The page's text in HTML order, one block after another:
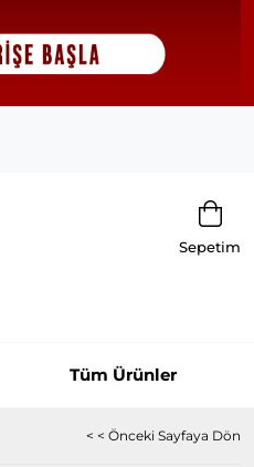
Sepetim
Tüm Ürünler
< < Önceki Sayfaya Dön